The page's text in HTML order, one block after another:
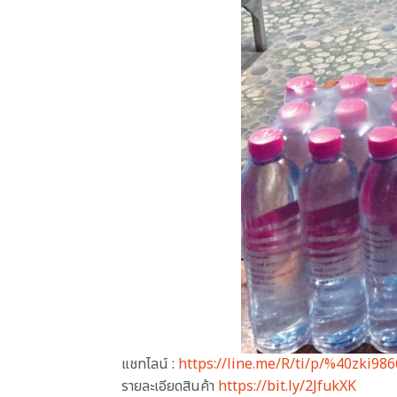
แชทไลน์ : https://line.me/R/ti/p/
รายละเอียดสินค้า https://bit.ly/2JfukXK